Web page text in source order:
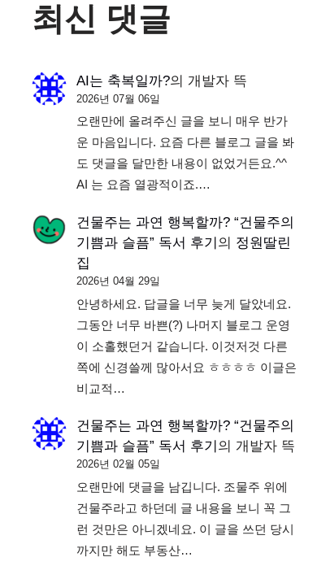
최신 댓글
AI는 축복일까?의 개발자 뜩
2026년 07월 06일
오랜만에 올려주신 글을 보니 매우 반가
운 마음입니다. 요즘 다른 블로그 글을 봐
도 댓글을 달만한 내용이 없었거든요.^^
AI 는 요즘 열광적이죠.…
건물주는 과연 행복할까? “건물주의
기쁨과 슬픔” 독서 후기 의 정원딸린
집
2026년 04월 29일
안녕하세요. 답글을 너무 늦게 달았네요.
그동안 너무 바쁜(?) 나머지 블로그 운영
이 소홀했던거 같습니다. 이것저것 다른
쪽에 신경쓸께 많아서요 ㅎㅎㅎㅎ 이글은
비교적…
건물주는 과연 행복할까? “건물주의
기쁨과 슬픔” 독서 후기 의 개발자 뜩
2026년 02월 05일
오랜만에 댓글을 남깁니다. 조물주 위에
건물주라고 하던데 글 내용을 보니 꼭 그
런 것만은 아니겠네요. 이 글을 쓰던 당시
까지만 해도 부동산…